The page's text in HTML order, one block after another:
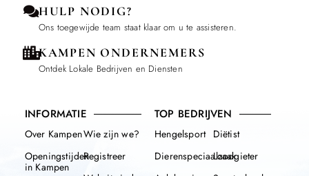
HULP NODIG?
Ons toegewijde team staat klaar om u te assisteren.
KAMPEN ONDERNEMERS
Ontdek Lokale Bedrijven en Diensten
INFORMATIE
Over Kampen
Openingstijden
in Kampen
Wie zijn we?
Registreer
TOP BEDRIJVEN
Hengelsport
Dierenspeciaalzaak
Diëtist
Loodgieter